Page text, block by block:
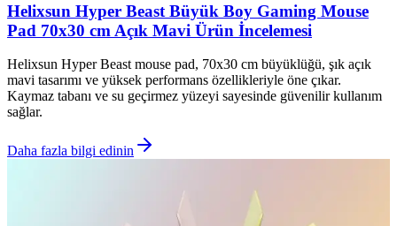
Helixsun Hyper Beast Büyük Boy Gaming Mouse
Pad 70x30 cm Açık Mavi Ürün İncelemesi
Helixsun Hyper Beast mouse pad, 70x30 cm büyüklüğü, şık açık
mavi tasarımı ve yüksek performans özellikleriyle öne çıkar.
Kaymaz tabanı ve su geçirmez yüzeyi sayesinde güvenilir kullanım
sağlar.
Daha fazla bilgi edinin